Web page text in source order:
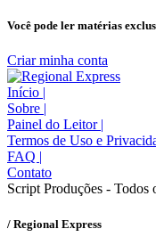
Você pode ler matérias
Criar minha conta
Início |
Sobre |
Painel do Leitor |
Termos de Uso e
FAQ |
Contato
Script Produções - Todos
/ Regional Express